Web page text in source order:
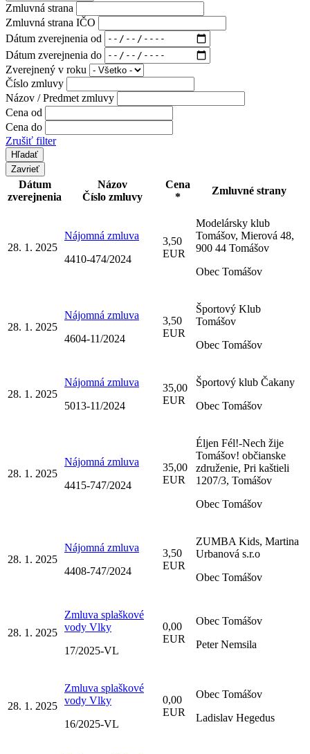
Zmluvná strana
Zmluvná strana IČO
Dátum zverejnenia od
Dátum zverejnenia do
Zverejnený v roku
Číslo zmluvy
Názov / Predmet zmluvy
Cena od
Cena do
Zrušiť filter
Zavrieť
Dátum
zverejnenia
Názov
Číslo zmluvy
Cena
*
Zmluvné strany
28. 1. 2025
Nájomná zmluva
4410-474/2024
3,50
EUR
Modelársky klub
Tomášov, Mierová 48,
900 44 Tomášov
Obec Tomášov
28. 1. 2025
Nájomná zmluva
4604-11/2024
3,50
EUR
Športový Klub
Tomášov
Obec Tomášov
28. 1. 2025
Nájomná zmluva
5013-11/2024
35,00
EUR
Športový klub Čakany
Obec Tomášov
28. 1. 2025
Nájomná zmluva
4415-747/2024
35,00
EUR
Éljen Fél!-Nech žije
Tomášov! občianske
združenie, Pri kaštieli
1207/3, Tomášov
Obec Tomášov
28. 1. 2025
Nájomná zmluva
4408-747/2024
3,50
EUR
ZUMBA Kids, Martina
Urbanová s.r.o
Obec Tomášov
28. 1. 2025
Zmluva splaškové
vody Vlky
17/2025-VL
0,00
EUR
Obec Tomášov
Peter Nemsila
28. 1. 2025
Zmluva splaškové
vody Vlky
16/2025-VL
0,00
EUR
Obec Tomášov
Ladislav Hegedus